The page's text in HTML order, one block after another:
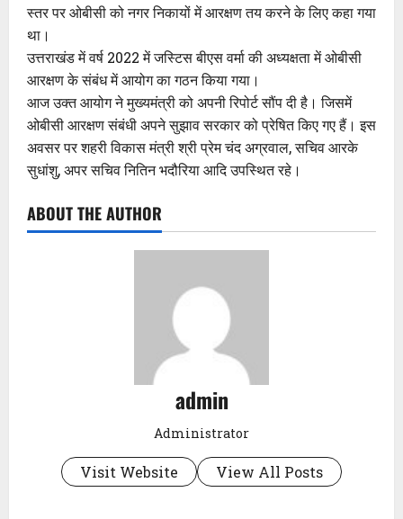
स्तर पर ओबीसी को नगर निकायों में आरक्षण तय करने के लिए कहा गया
था।
उत्तराखंड में वर्ष 2022 में जस्टिस बीएस वर्मा की अध्यक्षता में ओबीसी
आरक्षण के संबंध में आयोग का गठन किया गया।
आज उक्त आयोग ने मुख्यमंत्री को अपनी रिपोर्ट सौंप दी है। जिसमें
ओबीसी आरक्षण संबंधी अपने सुझाव सरकार को प्रेषित किए गए हैं। इस
अवसर पर शहरी विकास मंत्री श्री प्रेम चंद अग्रवाल, सचिव आरके
सुधांशु, अपर सचिव नितिन भदौरिया आदि उपस्थित रहे।
ABOUT THE AUTHOR
admin
Administrator
Visit Website View All Posts